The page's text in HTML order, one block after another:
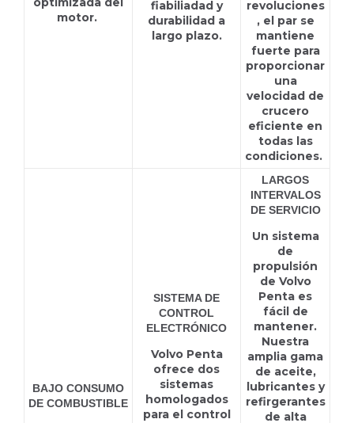
motor.
fiabiliadad y
durabilidad a
largo plazo.
revoluciones
, el par se
mantiene
fuerte para
proporcionar
una
velocidad de
crucero
eficiente en
todas las
condiciones.
BAJO CONSUMO
DE COMBUSTIBLE
SISTEMA DE
CONTROL
ELECTRÓNICO
Volvo Penta
ofrece dos
sistemas
homologados
para el control
LARGOS
INTERVALOS
DE SERVICIO
Un sistema
de
propulsión
de Volvo
Penta es
fácil de
mantener.
Nuestra
amplia gama
de aceite,
lubricantes y
refirgerantes
de alta